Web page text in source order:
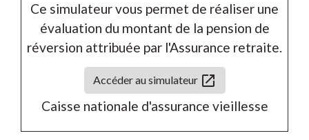
Ce simulateur vous permet de réaliser une
évaluation du montant de la pension de
réversion attribuée par l'Assurance retraite.
Accéder au simulateur open_in_new
Caisse nationale d'assurance vieillesse